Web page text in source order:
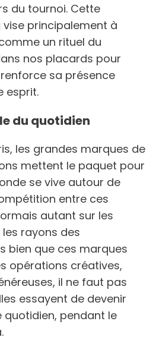
du tournoi. Cette
principalement à
un rituel du
nos placards pour
sa présence
esprit.
du quotidien
les grandes marques de
mettent le paquet pour
se vive autour de
entre ces
autant sur les
rayons des
bien que ces marques
opérations créatives,
il ne faut pas
essayent de devenir
quotidien, pendant le